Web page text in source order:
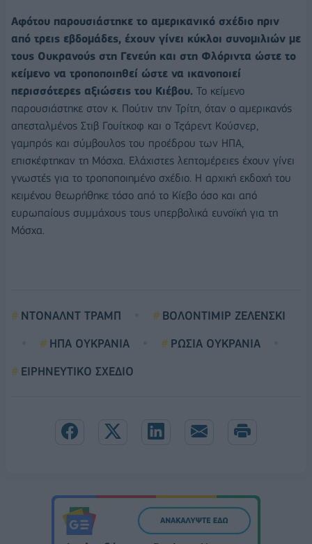
Αφότου παρουσιάστηκε το αμερικανικό σχέδιο πριν
από τρεις εβδομάδες, έχουν γίνει κύκλοι συνομιλιών με
τους Ουκρανούς στη Γενεύη και στη Φλόριντα ώστε το
κείμενο να τροποποιηθεί ώστε να ικανοποιεί
περισσότερες αξιώσεις του Κιέβου. Το κείμενο
παρουσιάστηκε στον κ. Πούτιν την Τρίτη, όταν ο αμερικανός
απεσταλμένος Στιβ Γουίτκοφ και ο Τζάρεντ Κούσνερ,
γαμπρός και σύμβουλος του προέδρου των ΗΠΑ,
επισκέφτηκαν τη Μόσχα. Ελάχιστες λεπτομέρειες έχουν γίνει
γνωστές για το τροποποιημένο σχέδιο. Η αρχική εκδοχή του
κειμένου θεωρήθηκε τόσο από το Κίεβο όσο και από
ευρωπαίους συμμάχους τους υπερβολικά ευνοϊκή για τη
Μόσχα.
ΝΤΟΝΑΛΝΤ ΤΡΑΜΠ
ΒΟΛΟΝΤΙΜΙΡ ΖΕΛΕΝΣΚΙ
ΗΠΑ ΟΥΚΡΑΝΙΑ
ΡΩΣΙΑ ΟΥΚΡΑΝΙΑ
ΕΙΡΗΝΕΥΤΙΚΟ ΣΧΕΔΙΟ